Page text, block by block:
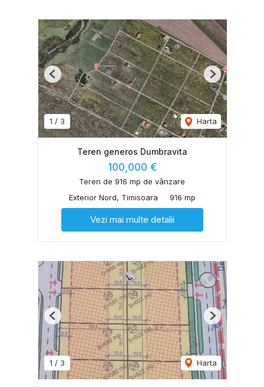
1 / 3 Harta
Previous Next
Teren generos Dumbravita
100,000 €
Teren de 916 mp de vânzare
Exterior Nord, Timisoara
916 mp
Vezi mai multe detalii
1 / 3 Harta
Previous Next